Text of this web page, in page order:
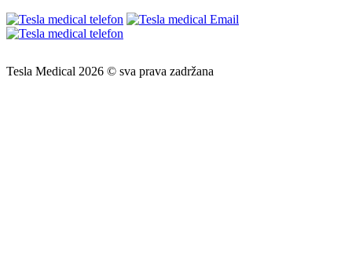
Tesla Medical 2026 © sva prava zadržana